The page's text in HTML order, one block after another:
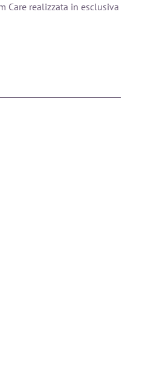
Care realizzata in esclusiva